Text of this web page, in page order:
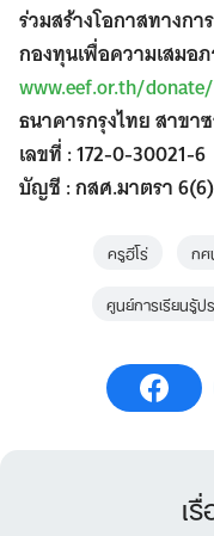
ร่วมสร้างโอกาสทางก
กองทุนเพื่อความเสมอ
www.eef.or.th/donate/
ธนาคารกรุงไทย สาขา
เลขที่ : 172-0-30021-6
บัญชี : กสศ.มาตรา
ครูฮีโร่ ก
ศูนย์การเรียนรู้ป
เ